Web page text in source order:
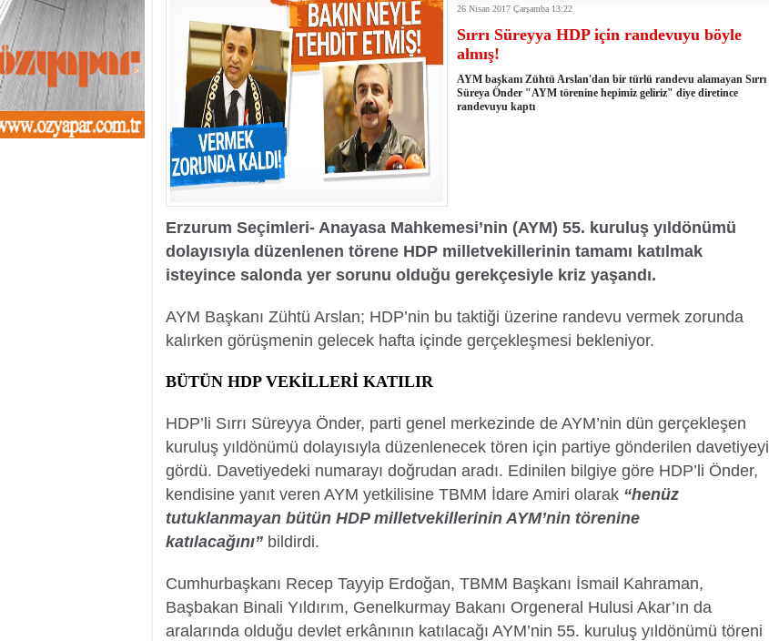
13:01- Sekmen oyunu kullandı
12:46- Erzurum 2019 Yerel Seçim Seçim Sonuçları
11:33- Canan Uçar projelerini açıkladı
11:27- Uçar: Çılgın projem şehri Mehmet Sekmen'den kurtarmak!
- AK Parti'de sıra belediye meclis üyesi adaylarında
- CHP'nin İstanbul'da 11 ilçe adayı daha belli oldu
- CHP'nin Ümraniye adayı Aykut Erdoğdu oldu
- Gürsel Tekin CHP'den istifa etti
- DEM Parti'de ön seçim tamamlandı: Erzurum'da 4 ilçede sandığa gidildi
26 Nisan 2017 Çarşamba 13:22
Sırrı Süreyya HDP için randevuyu böyle
almış!
AYM başkanı Zühtü Arslan'dan bir türlü randevu alamayan Sırrı
Süreya Önder "AYM törenine hepimiz geliriz" diye diretince
randevuyu kaptı
Erzurum Seçimleri- Anayasa Mahkemesi’nin (AYM) 55. kuruluş yıldönümü
dolayısıyla düzenlenen törene HDP milletvekillerinin tamamı katılmak
isteyince salonda yer sorunu olduğu gerekçesiyle kriz yaşandı.
AYM Başkanı Zühtü Arslan; HDP’nin bu taktiği üzerine randevu vermek zorunda
kalırken görüşmenin gelecek hafta içinde gerçekleşmesi bekleniyor.
BÜTÜN HDP VEKİLLERİ KATILIR
HDP’li Sırrı Süreyya Önder, parti genel merkezinde de AYM’nin dün gerçekleşen
kuruluş yıldönümü dolayısıyla düzenlenecek tören için partiye gönderilen davetiyeyi
gördü. Davetiyedeki numarayı doğrudan aradı. Edinilen bilgiye göre HDP’li Önder,
kendisine yanıt veren AYM yetkilisine TBMM İdare Amiri olarak “henüz
tutuklanmayan bütün HDP milletvekillerinin AYM’nin törenine
katılacağını” bildirdi.
Cumhurbaşkanı Recep Tayyip Erdoğan, TBMM Başkanı İsmail Kahraman,
Başbakan Binali Yıldırım, Genelkurmay Bakanı Orgeneral Hulusi Akar’ın da
aralarında olduğu devlet erkânının katılacağı AYM’nin 55. kuruluş yıldönümü töreni